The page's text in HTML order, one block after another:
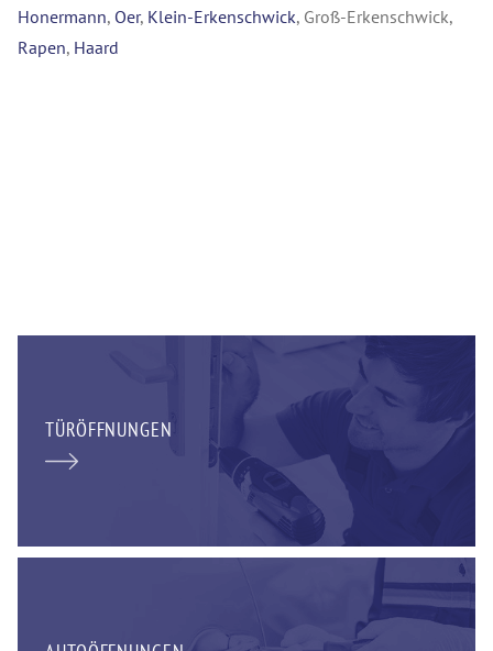
Honermann, Oer, Klein-Erkenschwick, Groß-Erkenschwick,
Rapen, Haard
TÜRÖFFNUNGEN